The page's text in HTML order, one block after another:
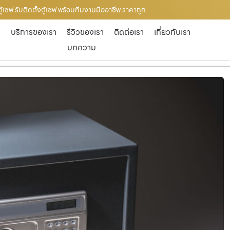
เซฟ รับติดตั้งตู้เซฟ พร้อมทีมงานมืออาชีพ ราคาถูก
บริการของเรา รีวิวของเรา ติดต่อเรา
เกี่ยวกับเรา
บทความ